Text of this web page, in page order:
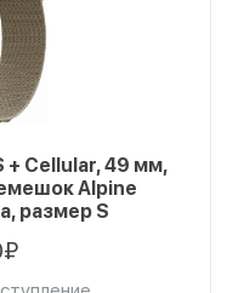
+ Cellular, 49 мм,
Alpine
размер S